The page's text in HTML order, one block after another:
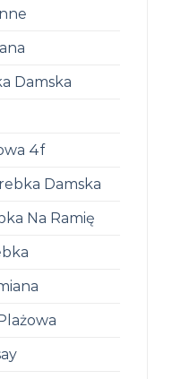
Damska
4f
Damska
Na Ramię